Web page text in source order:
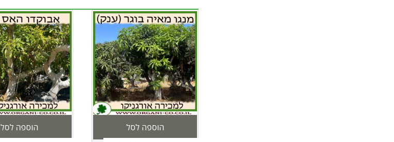
הוספה לסל
הוספה לסל